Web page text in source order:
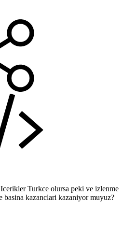
Turkce olursa peki ve izlenme
basina kazanclari kazaniyor muyuz?